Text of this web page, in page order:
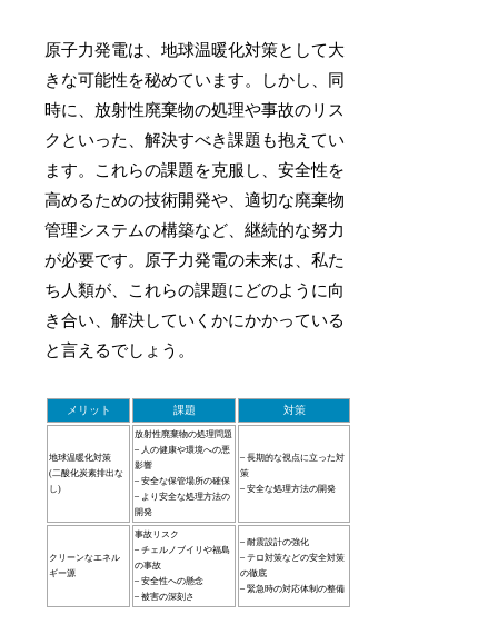
原子力発電は、地球温暖化対策として大
きな可能性を秘めています。しかし、同
時に、放射性廃棄物の処理や事故のリス
クといった、解決すべき課題も抱えてい
ます。これらの課題を克服し、安全性を
高めるための技術開発や、適切な廃棄物
管理システムの構築など、継続的な努力
が必要です。原子力発電の未来は、私た
ち人類が、これらの課題にどのように向
き合い、解決していくかにかかっている
と言えるでしょう。
メリット 課題 対策
地球温暖化対策
(二酸化炭素排出な
し)
放射性廃棄物の処理問題
– 人の健康や環境への悪
影響
– 安全な保管場所の確保
– より安全な処理方法の
開発
– 長期的な視点に立った対
策
– 安全な処理方法の開発
クリーンなエネル
ギー源
事故リスク
– チェルノブイリや福島
の事故
– 安全性への懸念
– 被害の深刻さ
– 耐震設計の強化
– テロ対策などの安全対策
の徹底
– 緊急時の対応体制の整備